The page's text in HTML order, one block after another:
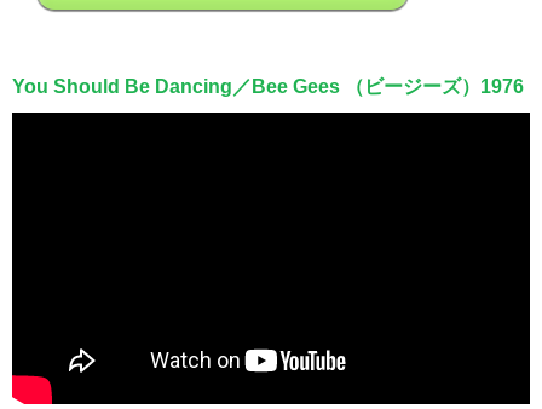
You Should Be Dancing／Bee Gees （ビージーズ）1976